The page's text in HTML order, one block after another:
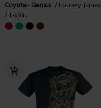
Coyote - Genius
Looney Tunes
T-shirt